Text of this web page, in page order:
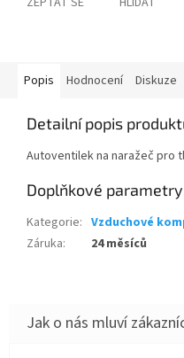
Popis Hodnocení Diskuze
Detailní popis
Autoventilek na naražeč pro
Doplňkové parametry
Kategorie: Vzduchové
Záruka: 24 měsíců